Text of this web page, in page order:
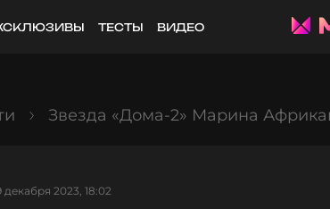
ТЕСТЫ ВИДЕО
Звезда «Дома-2» Марина
декабря 2023, 18:02